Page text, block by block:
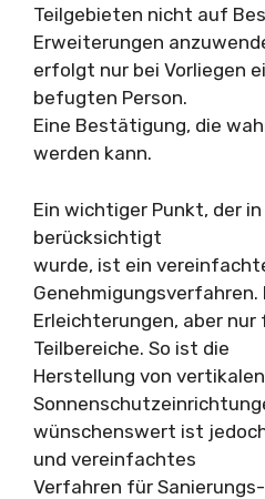
Teilgebieten nicht auf
Erweiterungen
erfolgt nur bei Vorliegen
befugten Person.
Eine Bestätigung, die
werden kann.
Ein wichtiger Punkt, der
berücksichtigt
wurde, ist ein
Genehmigungsverfahren.
Erleichterungen, aber nur
Teilbereiche. So ist die
Herstellung von vertikalen
wünschenswert ist
und vereinfachtes
Verfahren für